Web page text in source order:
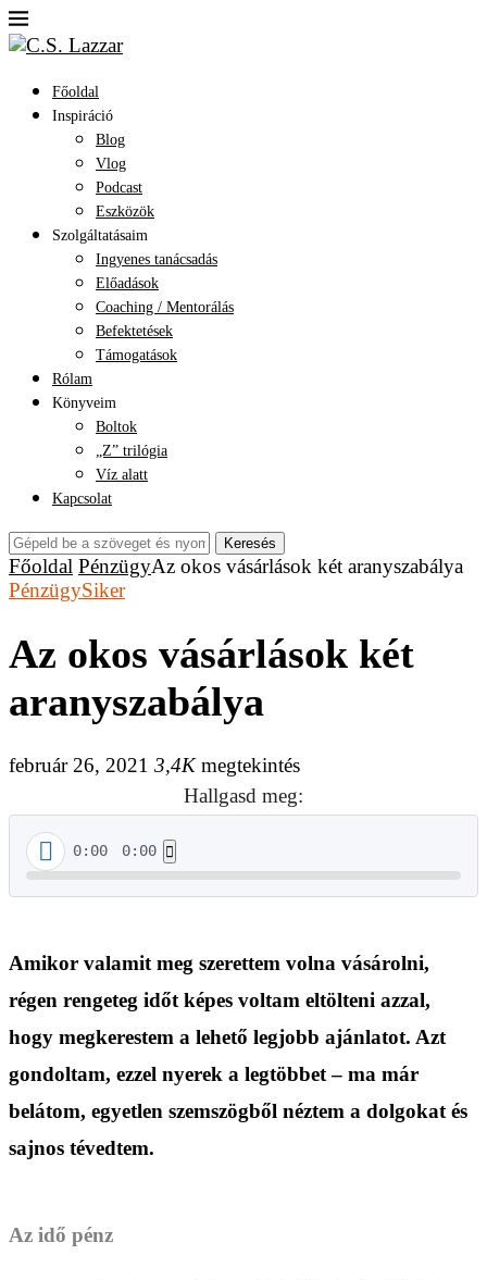
Főoldal
Inspiráció
Blog
Vlog
Podcast
Eszközök
Szolgáltatásaim
Ingyenes tanácsadás
Előadások
Coaching / Mentorálás
Befektetések
Támogatások
Rólam
Könyveim
Boltok
„Z” trilógia
Víz alatt
Kapcsolat
Keresés
Főoldal PénzügyAz okos vásárlások két aranyszabálya
PénzügySiker
Az okos vásárlások két
aranyszabálya
február 26, 2021 3,4Kmegtekintés
Hallgasd meg:
0:00 0:00
Amikor valamit meg szerettem volna vásárolni,
régen rengeteg időt képes voltam eltölteni azzal,
hogy megkerestem a lehető legjobb ajánlatot. Azt
gondoltam, ezzel nyerek a legtöbbet – ma már
belátom, egyetlen szemszögből néztem a dolgokat és
sajnos tévedtem.
Az idő pénz